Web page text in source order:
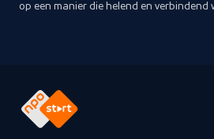
op een manier die helend en verbindend